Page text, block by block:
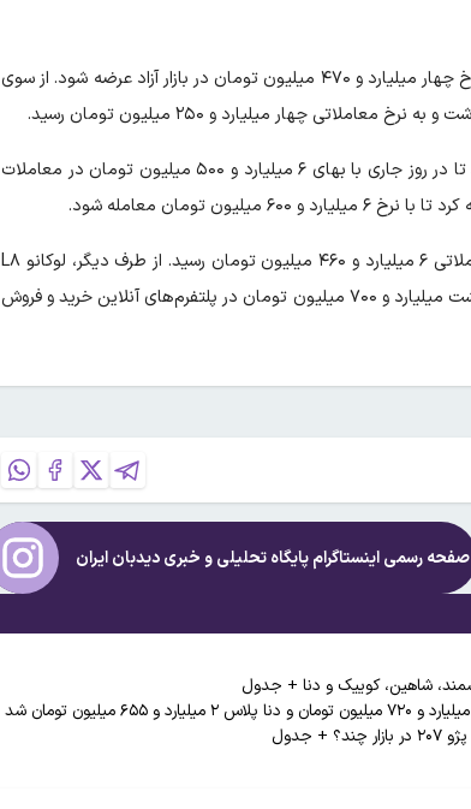
هایما ۷X رشد بهای ۲۴۰ میلیون تومانی را تجربه کرد تا در روز جاری با نرخ چهار میلیارد و ۴۷۰ میلیون تومان در بازار آزاد عرضه شود. از سوی
تیگو ۷ پرمکس AWD نسبت به روز گذشته ۱۴۰ میلیون تومان گران شد تا در روز جاری با بهای ۶ میلیارد و ۵۰۰ میلیون تومان در معاملات
لوکانو L۷ نسبت به روز گذشته ۹۰ میلیون تومان ارزان شد و به نرخ معاملاتی ۶ میلیارد و ۴۶۰ میلیون تومان رسید. از طرف دیگر، لوکانو L۸
رشد بهای ۶۰ میلیون تومانی را پشت سر گذاشت تا در روز جاری با نرخ هشت میلیارد و ۷۰۰ میلیون تومان در پلتفرم‌های آنلاین خرید و فروش
صفحه رسمی اینستاگرام پایگاه تحلیلی و خبریدیدبان ایران
شاهین، کوییک و دنا + جدول